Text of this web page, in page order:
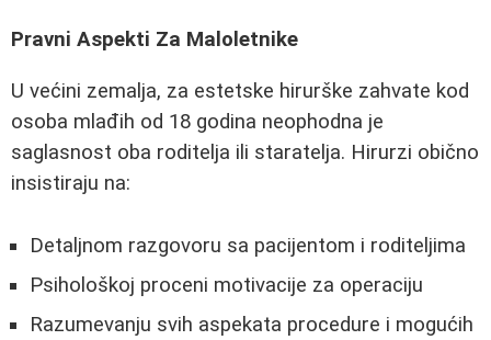
Pravni Aspekti Za Maloletnike
U većini zemalja, za estetske hirurške zahvate kod
osoba mlađih od 18 godina neophodna je
saglasnost oba roditelja ili staratelja. Hirurzi obično
insistiraju na:
Detaljnom razgovoru sa pacijentom i roditeljima
Psihološkoj proceni motivacije za operaciju
Razumevanju svih aspekata procedure i mogućih